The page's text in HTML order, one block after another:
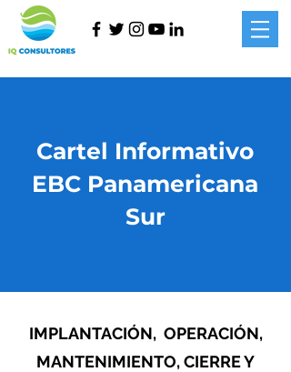
Cartel Informativo
EBC Panamericana
Sur
IMPLANTACIÓN, OPERACIÓN,
MANTENIMIENTO, CIERRE Y